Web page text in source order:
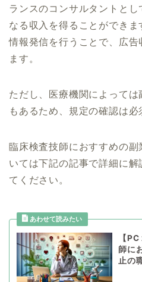
ランスのコンサルタントと
なる収入を得ることができ
情報発信を行うことで、広告
ます。
ただし、医療機関によって
もあるため、規定の確認は必
臨床検査技師におすすめの
いては下記の記事で詳細に
てください。
【
師に
止の